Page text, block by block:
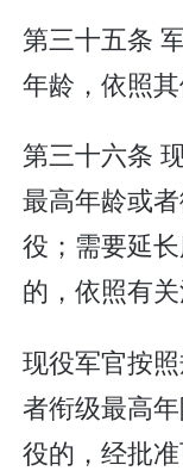
第三十五条
年龄，依照其
第三十六条
最高年龄或
役；需要延
的，依照有关
现役军官按
者衔级最高
役的，经批准